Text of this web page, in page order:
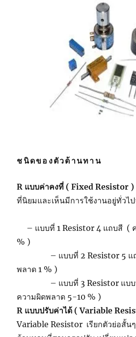
ชนิดของตัวต้านทาน
R แบบค่าคงที่ ( Fixed Resistor )
ที่นิยมและเห็นมีการใช้งานอยู่ทั่วไ
– แบบที่ 1 Resistor 4 แถบสี (
% )
– แบบที่ 2 Resistor 5 แถ
พลาด 1 % )
– แบบที่ 3 Resistor แบบท
ความผิดพลาด 5-10 % )
R แบบปรับค่าได้ ( Variable
Variable Resistor เรียกตัวย่อสั้น